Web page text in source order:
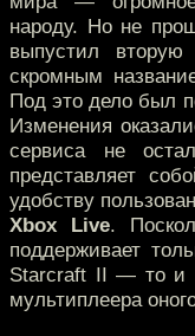
народу. Но не
выпустил
скромным
Под это дело был
Изменения
сервиса не
представляет
удобству
Xbox Live.
поддерживает
Starcraft II — то и
мультиплеера